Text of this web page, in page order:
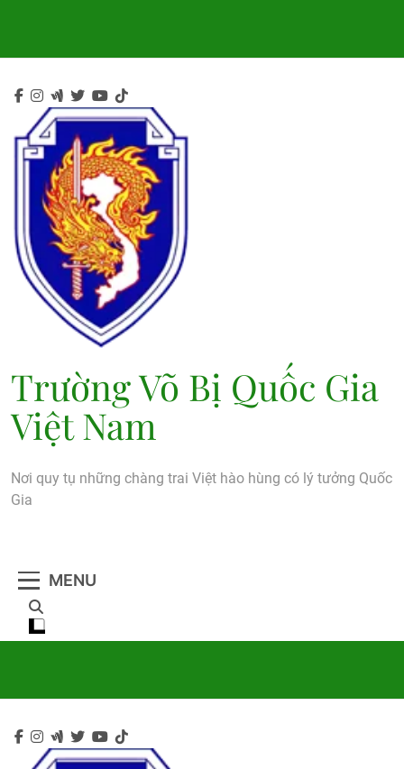
Trường Võ Bị Quốc Gia
Việt Nam
Nơi quy tụ những chàng trai Việt hào hùng có lý tưởng Quốc
Gia
MENU